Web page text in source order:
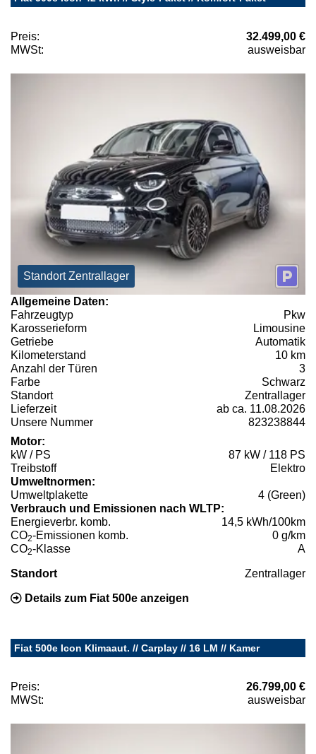
Preis:
32.499,00 €
MWSt:
ausweisbar
Standort Zentrallager
Allgemeine Daten:
Fahrzeugtyp
Pkw
Karosserieform
Limousine
Getriebe
Automatik
Kilometerstand
10 km
Anzahl der Türen
3
Farbe
Schwarz
Standort
Zentrallager
Lieferzeit
ab ca. 11.08.2026
Unsere Nummer
823238844
Motor:
kW / PS
87 kW / 118 PS
Treibstoff
Elektro
Umweltnormen:
Umweltplakette
4 (Green)
Verbrauch und Emissionen nach WLTP:
Energieverbr. komb.
14,5 kWh/100km
CO2-Emissionen komb.
0 g/km
CO2-Klasse A
Standort Zentrallager
Details zum Fiat 500e anzeigen
Fiat 500e Icon Klimaaut. // Carplay // 16 LM // Kamer
Preis:
26.799,00 €
MWSt:
ausweisbar